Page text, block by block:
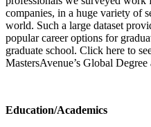
companies, in a huge variety of
world. Such a large dataset
popular career options for
graduate school. Click here to
MastersAvenue’s Global
Education/Academics